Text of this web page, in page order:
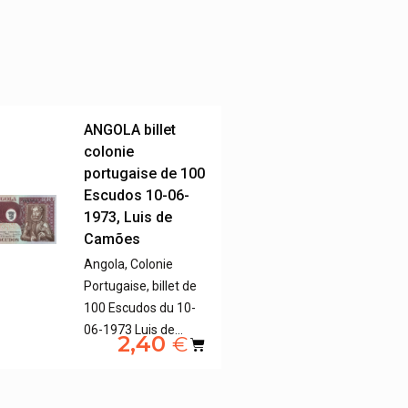
ANGOLA billet
colonie
portugaise de 100
Escudos 10-06-
1973, Luis de
Camões
Angola, Colonie
Portugaise, billet de
100 Escudos du 10-
06-1973 Luis de…
2,40 €